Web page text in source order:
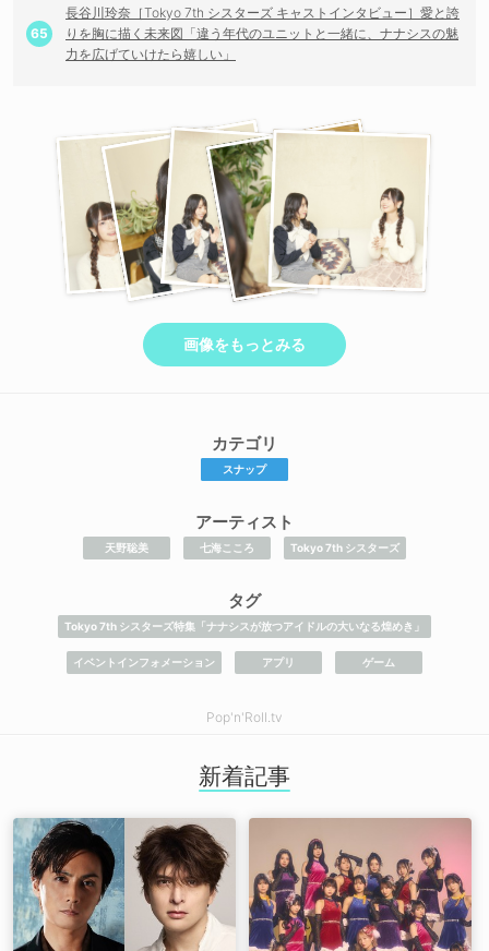
長谷川玲奈［Tokyo 7th シスターズ キャストインタビュー］愛と誇
りを胸に描く未来図「違う年代のユニットと一緒に、ナナシスの魅
力を広げていけたら嬉しい」
画像をもっとみる
カテゴリ
スナップ
アーティスト
天野聡美 七海こころ Tokyo 7th シスターズ
タグ
Tokyo 7th シスターズ特集「ナナシスが放つアイドルの大いなる煌めき」
イベントインフォメーション アプリ ゲーム
Pop'n'Roll.tv
新着記事